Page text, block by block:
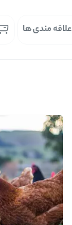
علاقه مندی ها